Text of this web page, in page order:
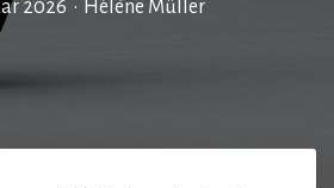
2026 • Hélène Müller